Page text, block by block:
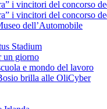
i vincitori del concorso
i vincitori del concorso
dell’Automobile
Stadium
un giorno
e mondo del lavoro
brilla alle OliCyber